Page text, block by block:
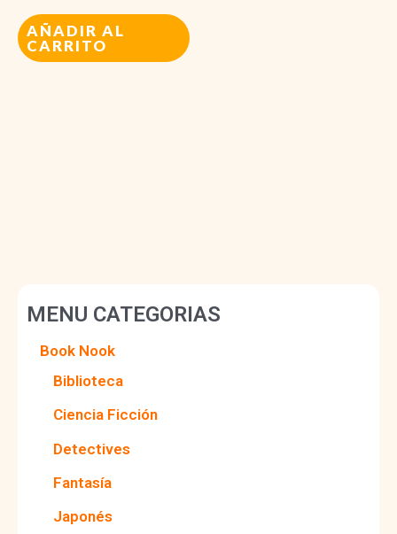
MENU CATEGORIAS
Book Nook
Biblioteca
Ciencia Ficción
Detectives
Fantasía
Japonés
AÑADIR AL
CARRITO